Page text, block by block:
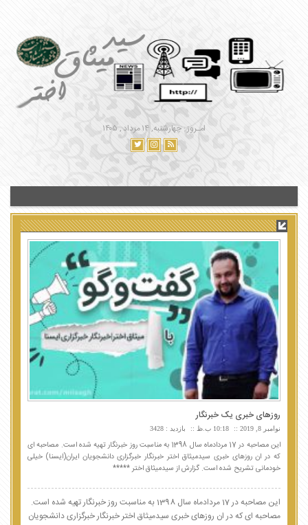
امـروز : چهارشنبه, ۱۴ مرداد , ۱۴۰۵
روزهای خبری یک خبرنگار
نوامبر 8, 2019 10:18 ب.ظ بازدید : 3428
این مصاحبه در 17 مردادماه سال 1398 به مناسبت روز خبرنگار تهیه شده است. مصاحبه ای
که در ان روزهای خبری سیدمیثاق اختر خبرنگار خبرگزاری دانشجویان ایران(ایسنا) خیلی
خودمانی تشریح شده است. گزارش از سیدمیثاق اختر *****
این مصاحبه در 17 مردادماه سال 1398 به مناسبت روز خبرنگار تهیه شده است.
مصاحبه ای که در ان روزهای خبری سیدمیثاق اختر خبرنگار خبرگزاری دانشجویان